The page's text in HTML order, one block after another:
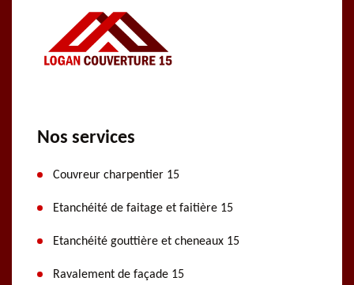
Nos services
Couvreur charpentier 15
Etanchéité de faitage et faitière 15
Etanchéité gouttière et cheneaux 15
Ravalement de façade 15